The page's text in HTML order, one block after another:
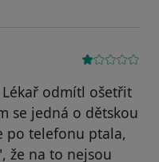
odmítl ošetřit
se jedná o dětskou
po telefonu ptala,
že na to nejsou